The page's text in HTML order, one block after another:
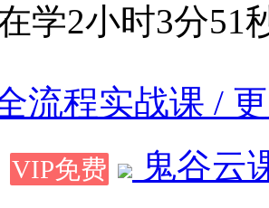
学2小时3分51
流程实战课 /
VIP免费
鬼谷云